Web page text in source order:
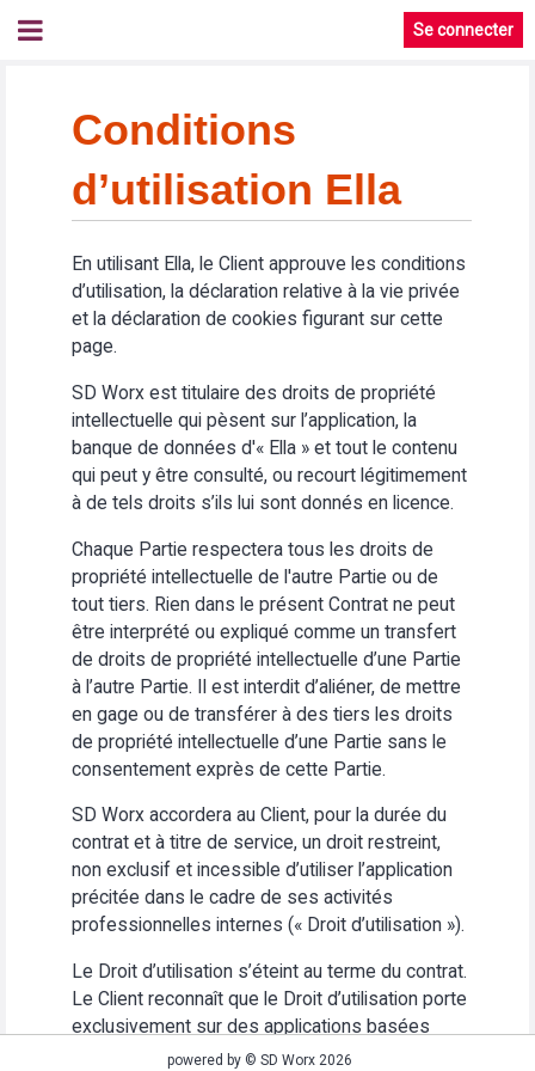
Se connecter
Conditions
d’utilisation Ella
En utilisant Ella, le Client approuve les conditions
d’utilisation, la déclaration relative à la vie privée
et la déclaration de cookies figurant sur cette
page.
SD Worx est titulaire des droits de propriété
intellectuelle qui pèsent sur l’application, la
banque de données d'« Ella » et tout le contenu
qui peut y être consulté, ou recourt légitimement
à de tels droits s’ils lui sont donnés en licence.
Chaque Partie respectera tous les droits de
propriété intellectuelle de l'autre Partie ou de
tout tiers. Rien dans le présent Contrat ne peut
être interprété ou expliqué comme un transfert
de droits de propriété intellectuelle d’une Partie
à l’autre Partie. Il est interdit d’aliéner, de mettre
en gage ou de transférer à des tiers les droits
de propriété intellectuelle d’une Partie sans le
consentement exprès de cette Partie.
SD Worx accordera au Client, pour la durée du
contrat et à titre de service, un droit restreint,
non exclusif et incessible d’utiliser l’application
précitée dans le cadre de ses activités
professionnelles internes (« Droit d’utilisation »).
Le Droit d’utilisation s’éteint au terme du contrat.
Le Client reconnaît que le Droit d’utilisation porte
exclusivement sur des applications basées
Web. Le Client s’abstiendra (i) d’utiliser
powered by © SD Worx 2026